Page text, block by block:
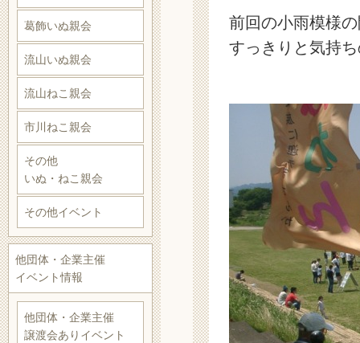
前回の小雨模様
すっきりと気持
葛飾いぬ親会
流山いぬ親会
流山ねこ親会
市川ねこ親会
その他
いぬ・ねこ親会
その他イベント
他団体・企業主催
イベント情報
他団体・企業主催
譲渡会ありイベント